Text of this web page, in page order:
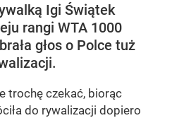
Igi Świątek
rangi WTA 1000
głos o Polce tuż
trochę czekać, biorąc
do rywalizacji dopiero